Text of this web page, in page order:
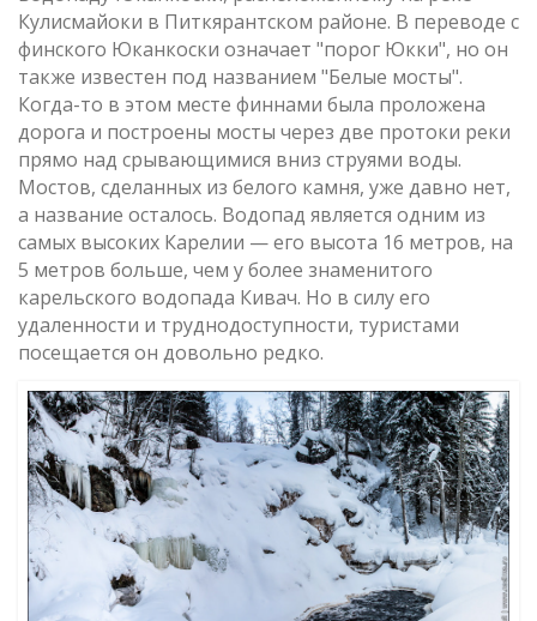
Кулисмайоки в Питкярантском районе. В переводе с
финского Юканкоски означает "порог Юкки", но он
также известен под названием "Белые мосты".
Когда-то в этом месте финнами была проложена
дорога и построены мосты через две протоки реки
прямо над срывающимися вниз струями воды.
Мостов, сделанных из белого камня, уже давно нет,
а название осталось. Водопад является одним из
самых высоких Карелии — его высота 16 метров, на
5 метров больше, чем у более знаменитого
карельского водопада Кивач. Но в силу его
удаленности и труднодоступности, туристами
посещается он довольно редко.